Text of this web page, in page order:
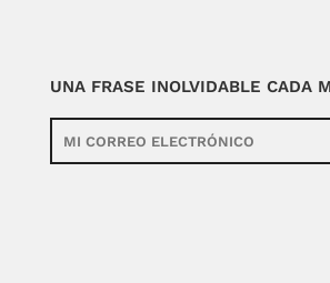
UNA FRASE INOLVIDABLE CADA